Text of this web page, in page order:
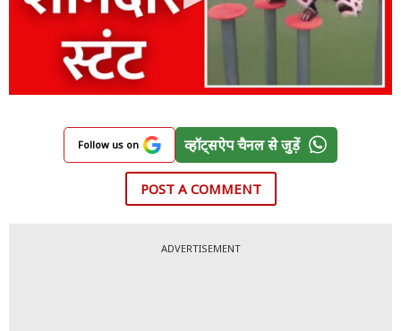
Follow us on व्हॉट्सऐप चैनल से जुड़ें
POST A COMMENT
ADVERTISEMENT